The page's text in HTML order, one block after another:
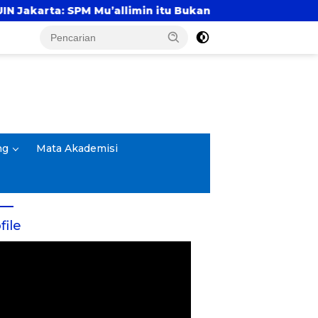
itu Bukan Entitas Sekolah atau Madrasah
Mata Akademisi